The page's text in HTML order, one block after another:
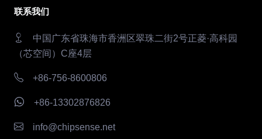
联系我们
中国广东省珠海市香洲区翠珠二街2号正菱·高科园
（芯空间）C座4层
+86-756-8600806
+86-13302876826
info@chipsense.net